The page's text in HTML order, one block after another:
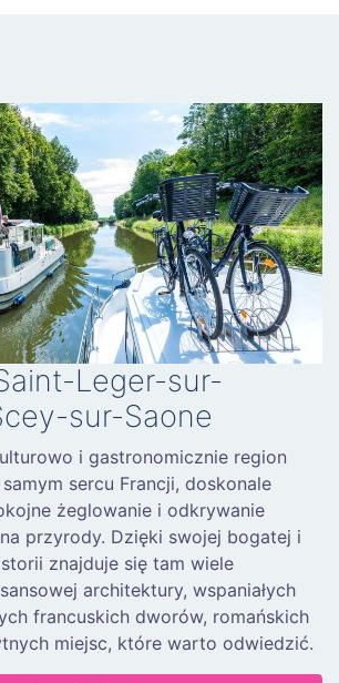
Leger-sur-
sur-Saone
i gastronomicznie region
sercu Francji, doskonale
żeglowanie i odkrywanie
przyrody. Dzięki swojej bogatej i
znajduje się tam wiele
architektury, wspaniałych
francuskich dworów, romańskich
miejsc, które warto odwiedzić.